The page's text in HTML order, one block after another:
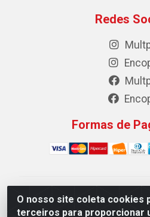
O nosso site coleta cookies
terceiros para proporcionar
Redes
Formas de
Multpel Comercio de Papeis e
Antônio Pedro Carleto, 56 –